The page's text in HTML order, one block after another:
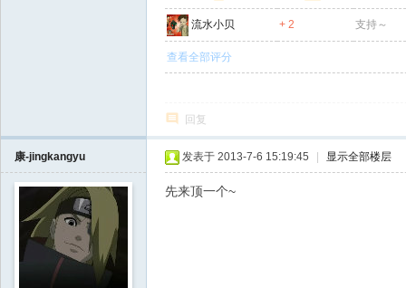
流水小贝 + 2 支持～
查看全部评分
回复
康-jingkangyu 发表于 2013-7-6 15:19:45 显示全部楼层
先来顶一个~